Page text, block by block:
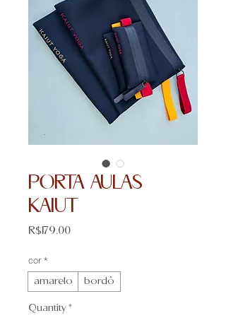
PORTA AULAS
KAIUT
R$179.00Price
cor *
amarelo bordô
Quantity *